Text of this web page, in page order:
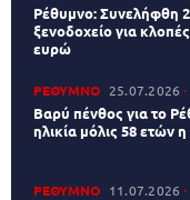
Ρέθυμνο: Συνελήφθη
ξενοδοχείο για
ευρώ
ΡΕΘΥΜΝΟ 25.07.2026
Βαρύ πένθος για το
ηλικία μόλις 58 ετών
ΡΕΘΥΜΝΟ 11.07.2026